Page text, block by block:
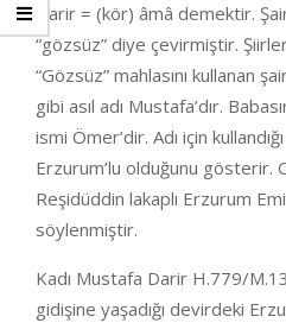
Darir = (kör) âmâ demektir.
“gözsüz” diye çevirmiştir.
“Gözsüz” mahlasını kullanan
gibi asıl adı Mustafa’dır.
ismi Ömer’dir. Adı için
Erzurum’lu olduğunu gösterir.
Reşidüddin lakaplı Erzurum
söylenmiştir.
Kadı Mustafa Darir H.779/
gidişine yaşadığı devirdeki